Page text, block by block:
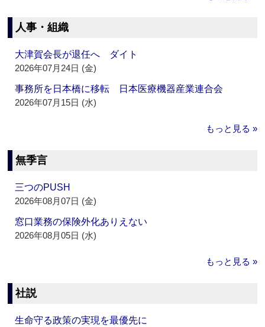
人事・組織
大津賀会長が退任へ ダイト
2026年07月24日 (金)
事務所を日本橋に移転 日本医療機器産業連合会
2026年07月15日 (水)
もっと見る »
無季言
三つのPUSH
2026年08月07日 (金)
窓口業務の保険外化ありえない
2026年08月05日 (水)
もっと見る »
社説
生命守る政策の実現を最優先に